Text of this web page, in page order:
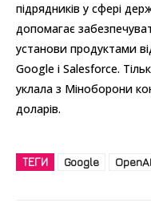
підрядників у сфері
допомагає
установи продуктами
Google і Salesforce.
уклала з Міноборони
доларів.
ТЕГИ Google OpenAI